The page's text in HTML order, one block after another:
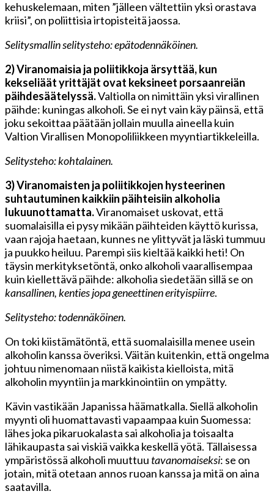
kehuskelemaan, miten ”jälleen vältettiin yksi orastava
kriisi”, on poliittisia irtopisteitä jaossa.
Selitysmallin selitysteho: epätodennäköinen.
2) Viranomaisia ja poliitikkoja ärsyttää, kun
kekseliäät yrittäjät ovat keksineet porsaanreiän
päihdesäätelyssä.Valtiolla on nimittäin yksi virallinen
päihde: kuningas alkoholi. Se ei nyt vain käy päinsä, että
joku sekoittaa päätään jollain muulla aineella kuin
Valtion Virallisen Monopoliliikkeen myyntiartikkeleilla.
Selitysteho: kohtalainen.
3) Viranomaisten ja poliitikkojen hysteerinen
suhtautuminen kaikkiin päihteisiin alkoholia
lukuunottamatta.Viranomaiset uskovat, että
suomalaisilla ei pysy mikään päihteiden käyttö kurissa,
vaan rajoja haetaan, kunnes ne ylittyvät ja läski tummuu
ja puukko heiluu. Parempi siis kieltää kaikki heti! On
täysin merkityksetöntä, onko alkoholi vaarallisempaa
kuin kiellettävä päihde: alkoholia siedetään sillä se on
kansallinen, kenties jopa geneettinen erityispiirre.
Selitysteho: todennäköinen.
On toki kiistämätöntä, että suomalaisilla menee usein
alkoholin kanssa överiksi. Väitän kuitenkin, että ongelma
johtuu nimenomaan niistä kaikista kielloista, mitä
alkoholin myyntiin ja markkinointiin on ympätty.
Kävin vastikään Japanissa häämatkalla. Siellä alkoholin
myynti oli huomattavasti vapaampaa kuin Suomessa:
lähes joka pikaruokalasta sai alkoholia ja toisaalta
lähikaupasta sai viskiä vaikka keskellä yötä. Tällaisessa
ympäristössä alkoholi muuttuu tavanomaiseksi: se on
jotain, mitä otetaan annos ruoan kanssa ja mitä on aina
saatavilla.